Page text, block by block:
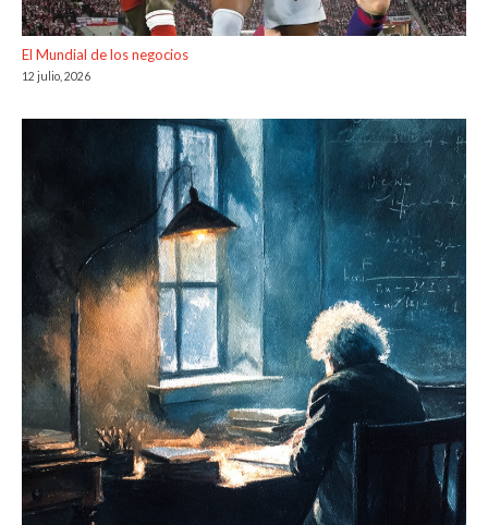
El Mundial de los negocios
12 julio, 2026